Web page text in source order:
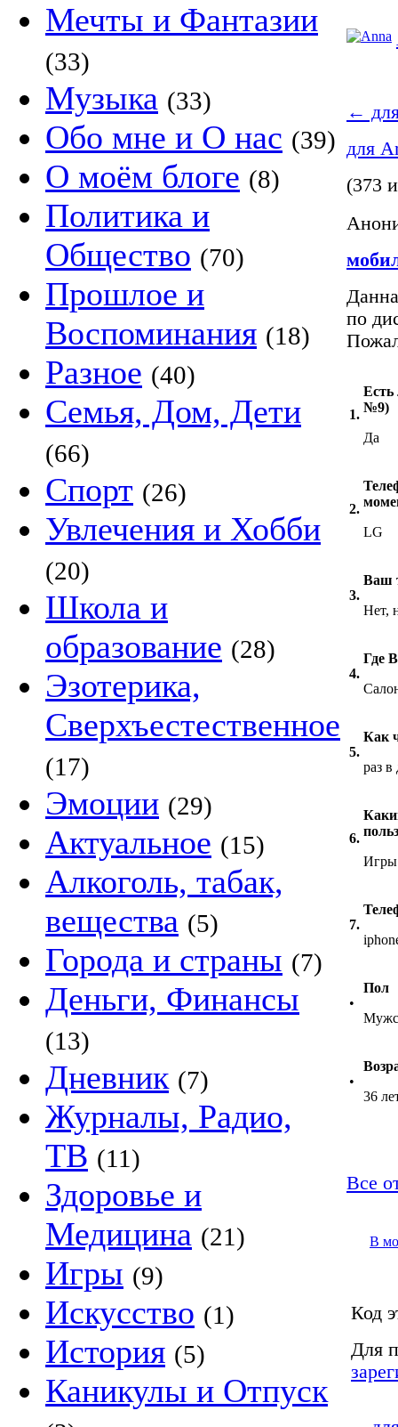
Мечты и Фантазии
(33)
Музыка (33)
Обо мне и О нас (39)
О моём блоге (8)
Политика и
Общество (70)
Прошлое и
Воспоминания (18)
Разное (40)
Семья, Дом, Дети
(66)
Спорт (26)
Увлечения и Хобби
(20)
Школа и
образование (28)
Эзотерика,
Сверхъестественное
(17)
Эмоции (29)
Актуальное (15)
Алкоголь, табак,
вещества (5)
Города и страны (7)
Деньги, Финансы
(13)
Дневник (7)
Журналы, Радио,
ТВ (11)
Здоровье и
Медицина (21)
Игры (9)
Искусство (1)
История (5)
Каникулы и Отпуск
←
для
(373
по
1.
Есть
№9)
Да
2.
LG
3.
Ваш
Нет,
4.
Где
5.
Как
раз в
6.
Игры
7.
•
Пол
•
36
Все
В
Код
Для